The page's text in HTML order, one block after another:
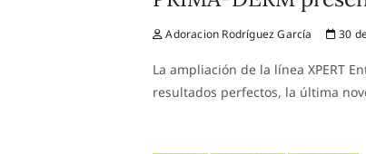
Adoracion Rodríguez García 30
La ampliación de la línea XPERT
resultados perfectos, la última